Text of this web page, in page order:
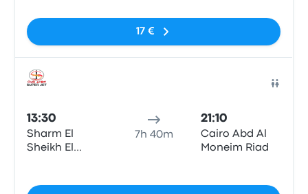
17 €
13:30
Sharm El
Sheikh El
7h 40m
21:10
Cairo Abd Al
Moneim Riad